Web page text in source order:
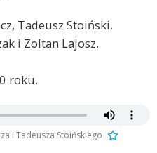
Tadeusz Stoiński.
i Zoltan Lajosz.
roku.
i Tadeusza Stoińskiego